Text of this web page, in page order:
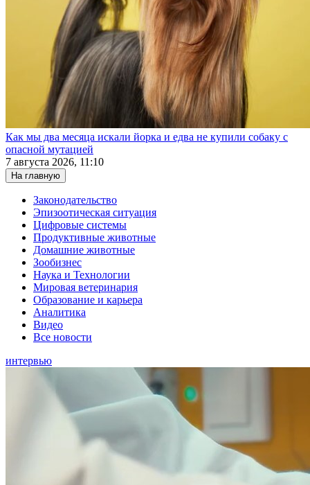
Как мы два месяца искали йорка и едва не купили собаку с
опасной мутацией
7 августа 2026, 11:10
На главную
Законодательство
Эпизоотическая ситуация
Цифровые системы
Продуктивные животные
Домашние животные
Зообизнес
Наука и Технологии
Мировая ветеринария
Образование и карьера
Аналитика
Видео
Все новости
интервью